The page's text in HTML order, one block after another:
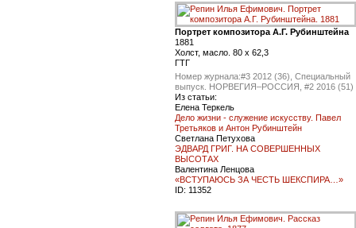
Портрет композитора А.Г. Рубинштейна
1881
Холст, масло. 80 x 62,3
ГТГ
Номер журнала:#3 2012 (36), Специальный
выпуск. НОРВЕГИЯ–РОССИЯ, #2 2016 (51)
Из статьи:
Елена Теркель
Дело жизни - служение искусству. Павел
Третьяков и Антон Рубинштейн
Светлана Петухова
ЭДВАРД ГРИГ. НА СОВЕРШЕННЫХ
ВЫСОТАХ
Валентина Ленцова
«ВСТУПАЮСЬ ЗА ЧЕСТЬ ШЕКСПИРА…»
ID: 11352